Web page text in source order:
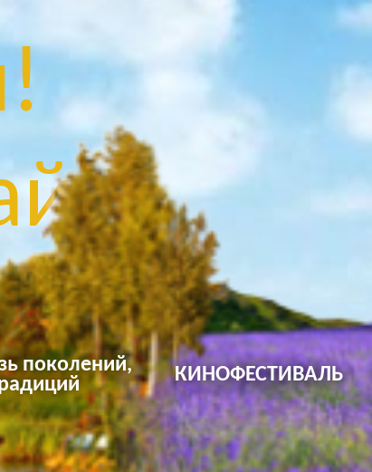
поколений,
КИНОФЕСТИВАЛЬ